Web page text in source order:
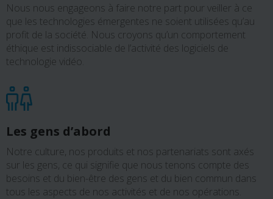
Nous nous engageons à faire notre part pour veiller à ce
que les technologies émergentes ne soient utilisées qu’au
profit de la société. Nous croyons qu’un comportement
éthique est indissociable de l’activité des logiciels de
technologie vidéo.
Les gens d’abord
Notre culture, nos produits et nos partenariats sont axés
sur les gens, ce qui signifie que nous tenons compte des
besoins et du bien-être des gens et du bien commun dans
tous les aspects de nos activités et de nos opérations.